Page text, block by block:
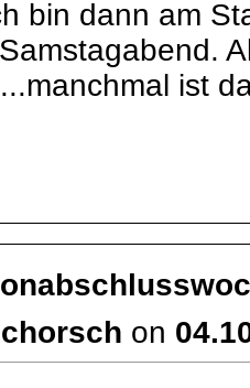
bin dann am
ist
on